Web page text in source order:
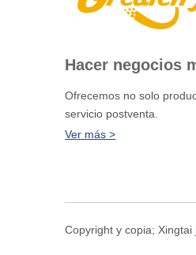
Hacer negocios
Ofrecemos no solo
servicio postventa.
Ver más >
Copyright y copia;